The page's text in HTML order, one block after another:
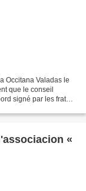
Occitana Valadas le
que le conseil
signé par les fratelli
«